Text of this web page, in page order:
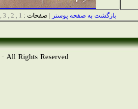
بازگشت به صفحه پوستر | صفحات : 1
,
2
,
3
,
- All Rights Reserved